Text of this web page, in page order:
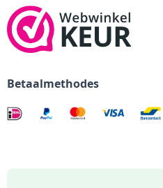
Betaalmethodes